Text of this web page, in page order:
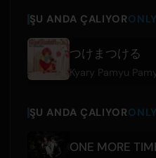
ŞU ANDA ÇALIYOR
つけまつける
Kyary Pamyu
ŞU ANDA ÇALIYOR
ONE MORE